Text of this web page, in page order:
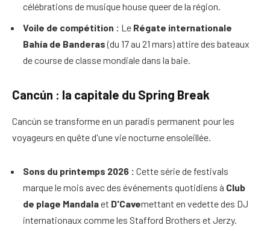
célébrations de musique house queer de la région.
Voile de compétition : Le Régate internationale
Bahía de Banderas(du 17 au 21 mars) attire des bateaux
de course de classe mondiale dans la baie.
Cancún : la capitale du Spring Break
Cancún se transforme en un paradis permanent pour les
voyageurs en quête d'une vie nocturne ensoleillée.
Sons du printemps 2026 : Cette série de festivals
marque le mois avec des événements quotidiens à Club
de plage Mandalaet D'Cavemettant en vedette des DJ
internationaux comme les Stafford Brothers et Jerzy.